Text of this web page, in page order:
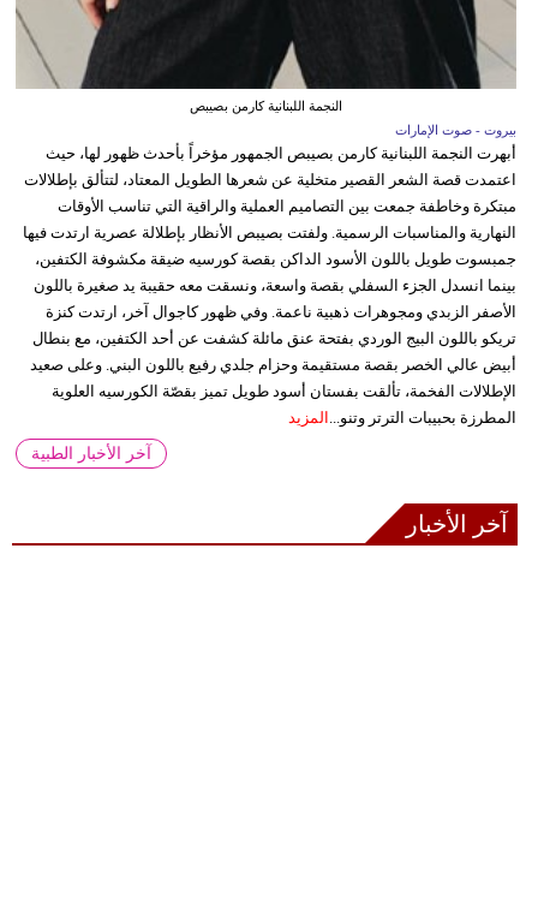
النجمة اللبنانية كارمن بصيبص
بيروت - صوت الإمارات
أبهرت النجمة اللبنانية كارمن بصيبص الجمهور مؤخراً بأحدث ظهور لها، حيث
اعتمدت قصة الشعر القصير متخلية عن شعرها الطويل المعتاد، لتتألق بإطلالات
مبتكرة وخاطفة جمعت بين التصاميم العملية والراقية التي تناسب الأوقات
النهارية والمناسبات الرسمية. ولفتت بصيبص الأنظار بإطلالة عصرية ارتدت فيها
جمبسوت طويل باللون الأسود الداكن بقصة كورسيه ضيقة مكشوفة الكتفين،
بينما انسدل الجزء السفلي بقصة واسعة، ونسقت معه حقيبة يد صغيرة باللون
الأصفر الزبدي ومجوهرات ذهبية ناعمة. وفي ظهور كاجوال آخر، ارتدت كنزة
تريكو باللون البيج الوردي بفتحة عنق مائلة كشفت عن أحد الكتفين، مع بنطال
أبيض عالي الخصر بقصة مستقيمة وحزام جلدي رفيع باللون البني. وعلى صعيد
الإطلالات الفخمة، تألقت بفستان أسود طويل تميز بقصّة الكورسيه العلوية
المطرزة بحبيبات الترتر وتنو... المزيد
آخر الأخبار الطبية
آخر الأخبار